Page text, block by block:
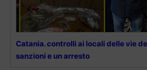
Catania. controlli ai locali delle vie
sanzioni e un arresto